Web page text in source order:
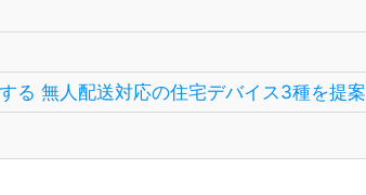
る 無人配送対応の住宅デバイス3種を提案